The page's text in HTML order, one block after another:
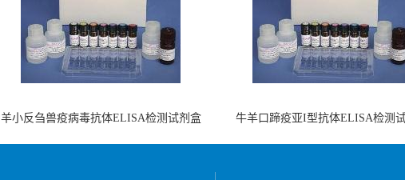
羊小反刍兽疫病毒抗体ELISA检测试剂盒
牛羊口蹄疫亚I型抗体ELISA检测